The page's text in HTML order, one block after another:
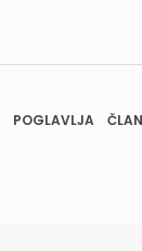
POGLAVLJA